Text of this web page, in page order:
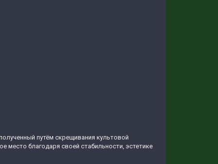
путём скрещивания культовой
место благодаря своей стабильности, эстетике